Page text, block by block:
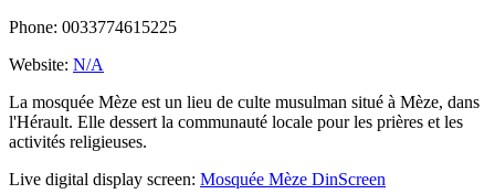
Phone: 0033774615225
Website: N/A
La mosquée Mèze est un lieu de culte musulman situé à Mèze, dans
l'Hérault. Elle dessert la communauté locale pour les prières et les
activités religieuses.
Live digital display screen: Mosquée Mèze DinScreen